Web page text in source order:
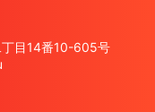
目14番10-605号